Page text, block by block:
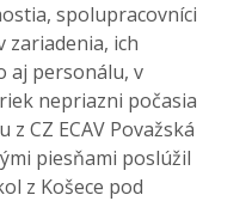
spolupracovníci
zariadenia, ich
aj personálu, v
nepriazni počasia
CZ ECAV Považská
piesňami poslúžil
z Košece pod